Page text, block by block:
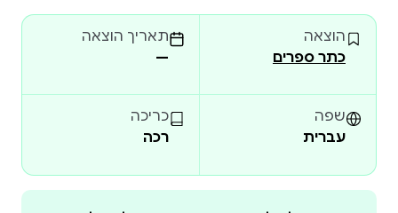
שלה ומההצגות של בְְּנָָה. עד מהרה מתחילות לצוץ גוויות
בכל מקום שאליו הוא מגיע בחקירתו, וכולם משקרים כדי
והרלוונטיות שלו. פיליפ מארלו, הבלש המחוספס בעל לב
הזהב שהתווה את הדרך לדמויות רבות של בלשים
ספרותיים, ממשיך לרתק עד העמוד האחרון. עוד מספריו
של ריימונד צ'נדלר בכיכובו של מארלו שראו אור בהוצאת
הוצאה
כתר ספרים
תאריך הוצאה
—
שפה
עברית
כריכה
רכה